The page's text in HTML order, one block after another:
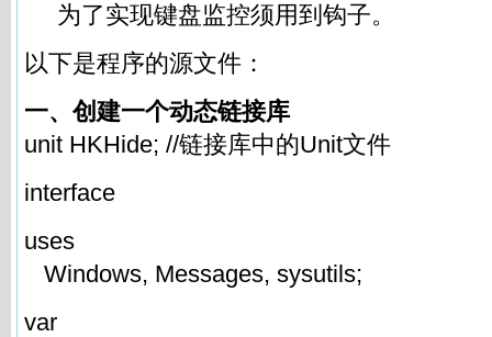
为了实现键盘监控须用到钩子。
以下是程序的源文件：
一、创建一个动态链接库
unit HKHide; //链接库中的Unit文件
interface
uses
Windows, Messages, sysutils;
var